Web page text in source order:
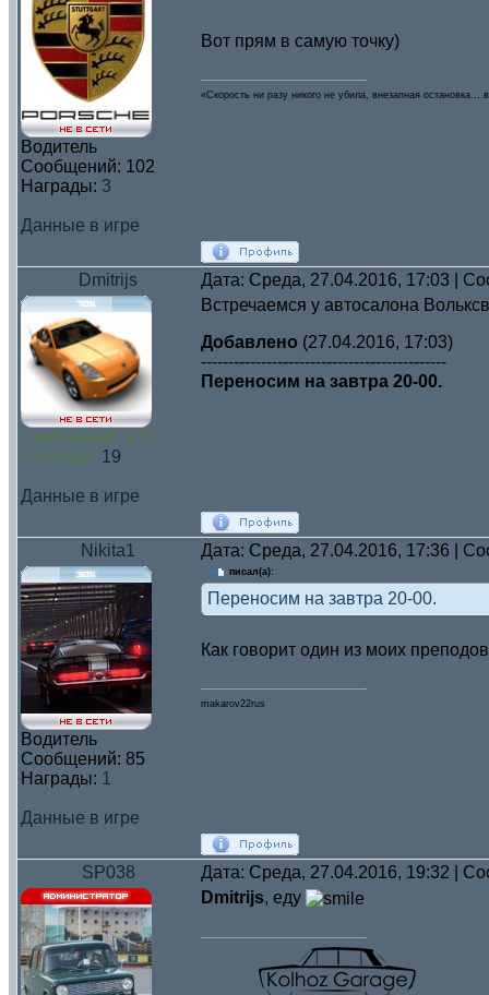
Водитель
Сообщений: 102
Награды: 3
Данные в игре
Вот прям в самую точку)
«Скорость ни разу никого не убила, внезапная остановка…
Dmitrijs Дата: Среда, 27.04.2016, 17:03 |
Сообщений: 915
Награды: 19
Данные в игре
Встречаемся у автосалона
Добавлено (27.04.2016, 17:03)
---------------------------------------------
Переносим на завтра 20-00.
Nikita1 Дата: Среда, 27.04.2016, 17:36 |
Водитель
Сообщений: 85
Награды: 1
Данные в игре
писал(а):
Переносим на завтра 20-00.
Как говорит один из моих
makarov22rus
SP038
Дата: Среда, 27.04.2016, 19:32 |
Dmitrijs, еду